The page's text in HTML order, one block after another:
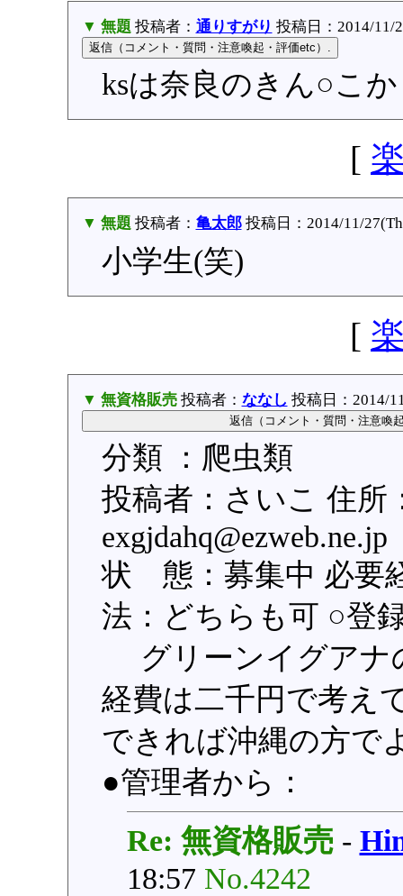
▼ 無題 投稿者： 通りすがり 投稿日：2014/11/
ksは奈良のきん○こ
[
▼ 無題 投稿者： 亀太郎投稿日：2014/11/
小学生(笑)
[
▼ 無資格販売投稿者： ななし 投稿日：2014/
分類 ：爬虫類
投稿者：さいこ 住所
状 態：募集中 必要
法：どちらも可 ○登
グリーンイグアナ
経費は二千円で考え
できれば沖縄の方で
●管理者から：
Re: 無資格販売-
18:57 No.4242